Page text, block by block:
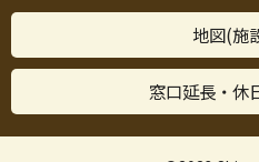
地図(施
窓口延長・休